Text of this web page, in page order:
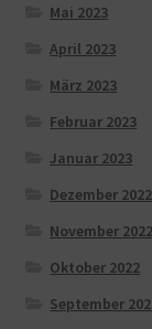
Mai 2023
April 2023
März 2023
Februar 2023
Januar 2023
Dezember 2022
November 2022
Oktober 2022
September